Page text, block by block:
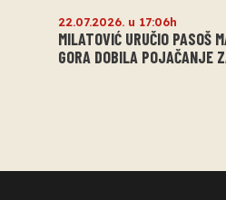
22.07.2026. u 17:06h
MILATOVIĆ URUČIO PASOŠ
GORA DOBILA POJAČANJE